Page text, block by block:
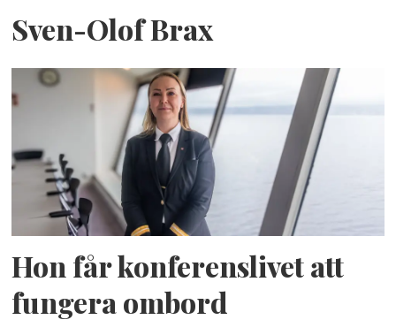
Sven-Olof Brax
Hon får konferenslivet att
fungera ombord